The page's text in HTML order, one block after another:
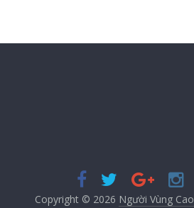
Copyright © 2026 Người Vùng Cao